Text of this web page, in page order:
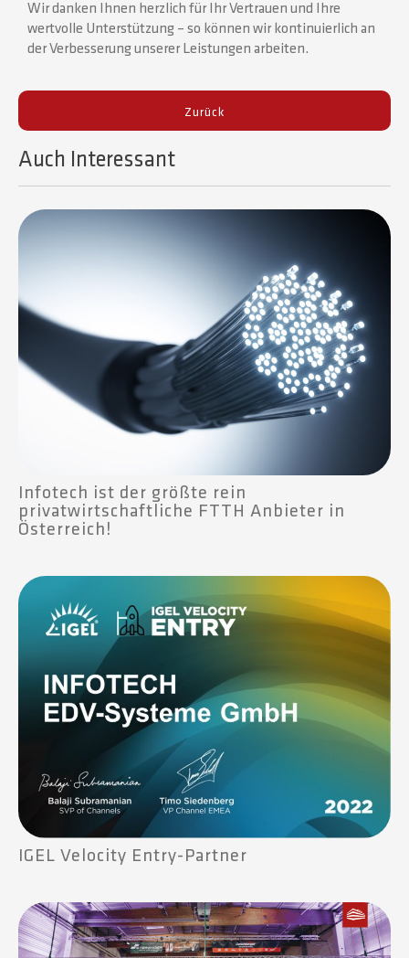
Wir danken Ihnen herzlich für Ihr Vertrauen und Ihre
wertvolle Unterstützung – so können wir kontinuierlich an
der Verbesserung unserer Leistungen arbeiten.
Zurück
Auch Interessant​
Infotech ist der größte rein
privatwirtschaftliche FTTH Anbieter in
Österreich!
IGEL Velocity Entry-Partner